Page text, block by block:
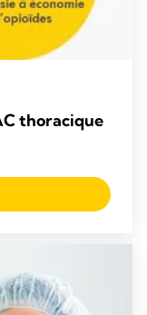
thoracique